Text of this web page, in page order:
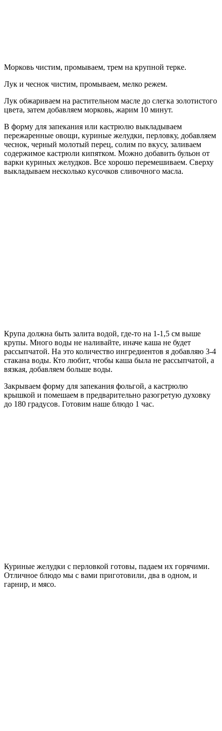
Морковь чистим, промываем, трем на крупной терке.
Лук и чеснок чистим, промываем, мелко режем.
Лук обжариваем на растительном масле до слегка золотистого
цвета, затем добавляем морковь, жарим 10 минут.
В форму для запекания или кастрюлю выкладываем
пережаренные овощи, куриные желудки, перловку, добавляем
чеснок, черный молотый перец, солим по вкусу, заливаем
содержимое кастрюли кипятком. Можно добавить бульон от
варки куриных желудков. Все хорошо перемешиваем. Сверху
выкладываем несколько кусочков сливочного масла.
Крупа должна быть залита водой, где-то на 1-1,5 см выше
крупы. Много воды не наливайте, иначе каша не будет
рассыпчатой. На это количество ингредиентов я добавляю 3-4
стакана воды. Кто любит, чтобы каша была не рассыпчатой, а
вязкая, добавляем больше воды.
Закрываем форму для запекания фольгой, а кастрюлю
крышкой и помешаем в предварительно разогретую духовку
до 180 градусов. Готовим наше блюдо 1 час.
Куриные желудки с перловкой готовы, падаем их горячими.
Отличное блюдо мы с вами приготовили, два в одном, и
гарнир, и мясо.